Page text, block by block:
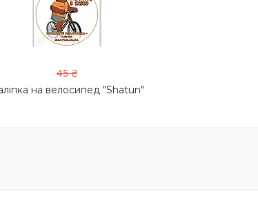
45 ₴
на велосипед "Shatun"